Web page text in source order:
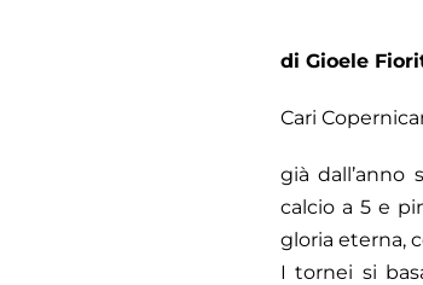
di Gioele
Cari
già dall’anno
calcio a 5 e
gloria eterna,
I tornei si